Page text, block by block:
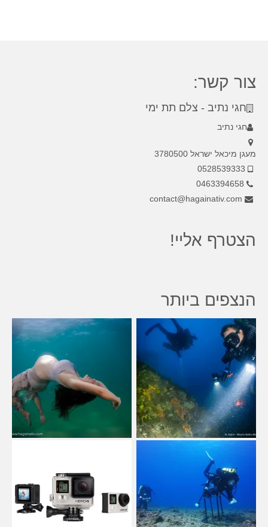
צור קשר:
חגי נתיב - צלם תת ימי
חגי נתיב
מעגן מיכאל ישראל 3780500
הצטרף אליי!
הנצפים ביותר